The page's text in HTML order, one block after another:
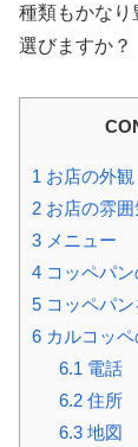
種類もかなり
選びますか？
1 お店の外観
2 お店の雰囲
3 メニュー
4 コッペパ
5 コッペパ
6 カルコッ
6.1 電話
6.2住所
6.3地図